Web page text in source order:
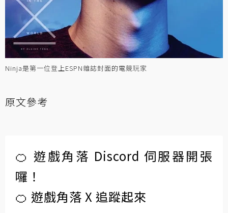
Ninja是第一位登上ESPN雜誌封面的電競玩家
原文參考
🍊 遊戲角落 Discord 伺服器開張
囉！
🍊 遊戲角落 X 追蹤起來